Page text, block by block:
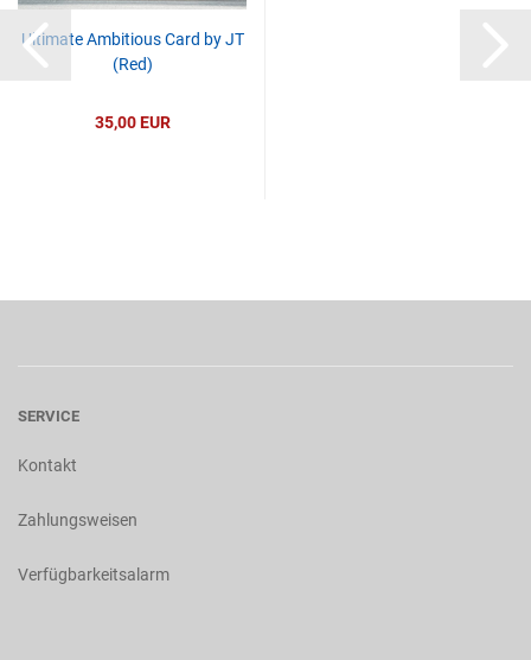
Ultimate Ambitious Card by JT
(Red)
35,00 EUR
SERVICE
Kontakt
Zahlungsweisen
Verfügbarkeitsalarm